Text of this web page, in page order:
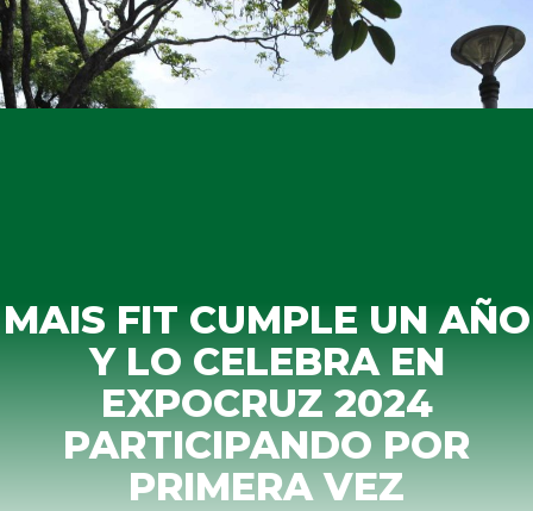
MAIS FIT CUMPLE UN AÑO
Y LO CELEBRA EN
EXPOCRUZ 2024
PARTICIPANDO POR
PRIMERA VEZ